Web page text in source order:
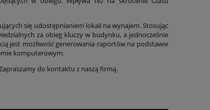
się udostępnianiem lokali na wynajem. Stosując
za obieg kluczy w budynku, a jednocześnie
jest możliwość generowania raportów na podstawie
komputerowym.
do kontaktu z naszą firmą.